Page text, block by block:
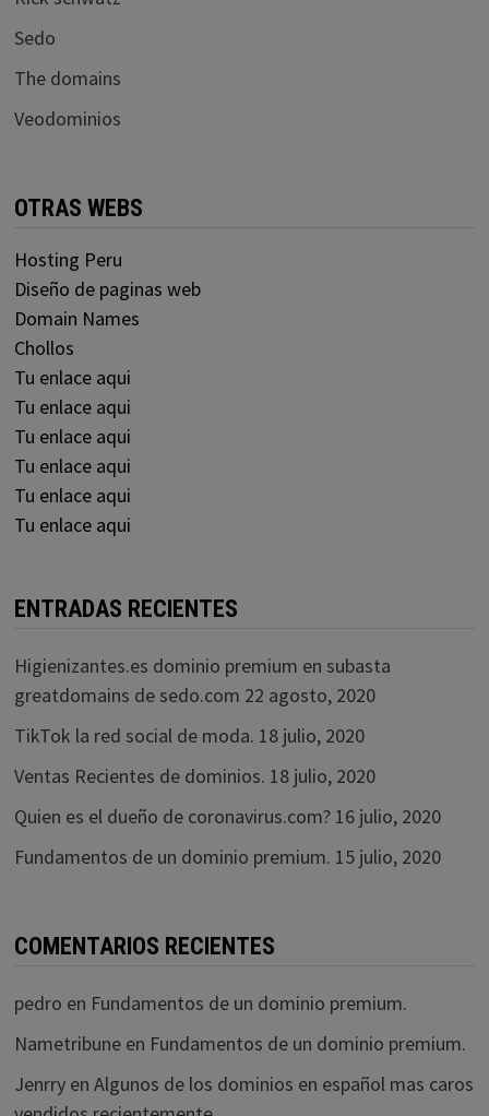
Sedo
The domains
Veodominios
OTRAS WEBS
Hosting Peru
Diseño de paginas web
Domain Names
Chollos
Tu enlace aqui
Tu enlace aqui
Tu enlace aqui
Tu enlace aqui
Tu enlace aqui
Tu enlace aqui
ENTRADAS RECIENTES
Higienizantes.es dominio premium en subasta
greatdomains de sedo.com 22 agosto, 2020
TikTok la red social de moda. 18 julio, 2020
Ventas Recientes de dominios. 18 julio, 2020
Quien es el dueño de coronavirus.com? 16 julio, 2020
Fundamentos de un dominio premium. 15 julio, 2020
COMENTARIOS RECIENTES
pedro en Fundamentos de un dominio premium.
Nametribuneen Fundamentos de un dominio premium.
Jenrryen Algunos de los dominios en español mas caros